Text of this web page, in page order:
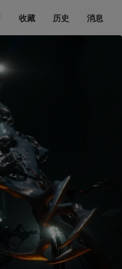
收藏 历史 消息